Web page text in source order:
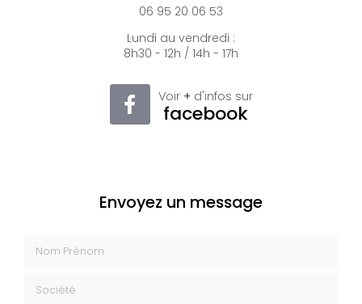
06 95 20 06 53
Lundi au vendredi :
8h30 - 12h / 14h - 17h
Voir + d'infos sur
facebook
Envoyez un message